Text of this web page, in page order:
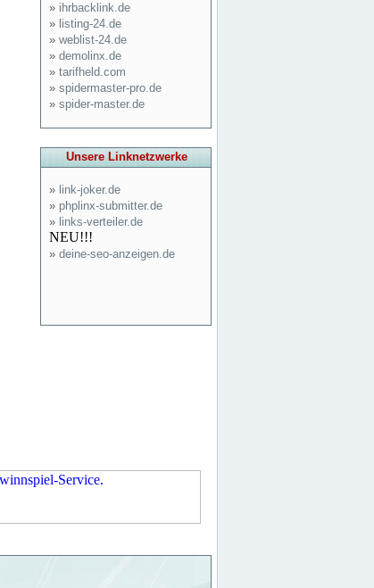
» ihrbacklink.de
» listing-24.de
» weblist-24.de
» demolinx.de
» tarifheld.com
» spidermaster-pro.de
» spider-master.de
Unsere Linknetzwerke
» link-joker.de
» phplinx-submitter.de
» links-verteiler.de
NEU!!!
» deine-seo-anzeigen.de